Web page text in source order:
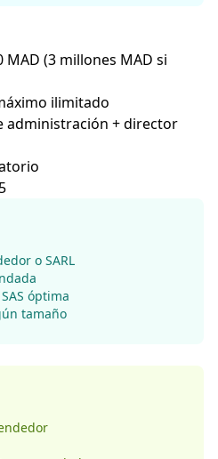
MAD (3 millones MAD si
ilimitado
administración + director
o SARL
SAS óptima
tamaño